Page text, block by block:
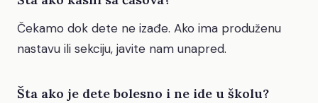
Čekamo dok dete ne izađe. Ako ima produženu
nastavu ili sekciju, javite nam unapred.
Šta ako je dete bolesno i ne ide u školu?